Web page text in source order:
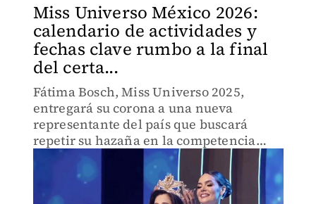
Miss Universo México 2026:
calendario de actividades y
fechas clave rumbo a la final
del certa...
Fátima Bosch, Miss Universo 2025,
entregará su corona a una nueva
representante del país que buscará
repetir su hazaña en la competencia
internacional